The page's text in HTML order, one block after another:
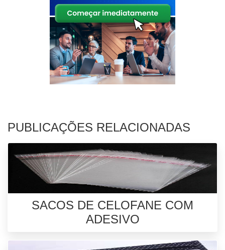
PUBLICAÇÕES RELACIONADAS
SACOS DE CELOFANE COM
ADESIVO